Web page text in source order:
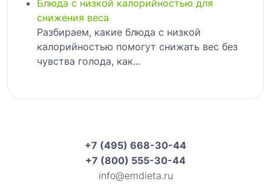
Блюда с низкой калорийностью для
снижения веса
Разбираем, какие блюда с низкой
калорийностью помогут снижать вес без
чувства голода, как...
+7 (495) 668-30-44
+7 (800) 555-30-44
info@emdieta.ru